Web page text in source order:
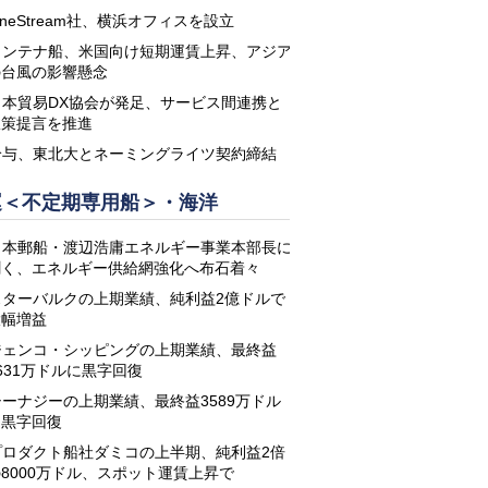
社、横浜オフィスを設立
テナ船、米国向け短期運賃上昇、アジア
風の影響懸念
貿易DX協会が発足、サービス間連携と
提言を推進
、東北大とネーミングライツ契約締結
不定期専用船＞・海洋
郵船・渡辺浩庸エネルギー事業本部長に
、エネルギー供給網強化へ布石着々
ーバルクの上期業績、純利益2億ドルで
増益
ンコ・シッピングの上期業績、最終益
万ドルに黒字回復
ナジーの上期業績、最終益3589万ドル
字回復
ダクト船社ダミコの上半期、純利益2倍
万ドル、スポット運賃上昇で